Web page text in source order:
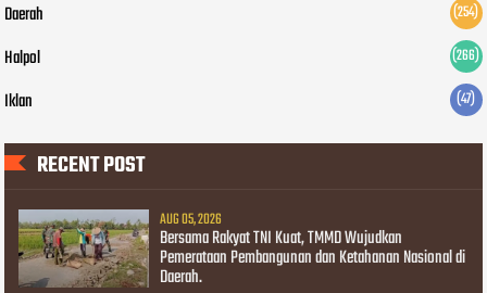
Daerah (254)
Halpol (266)
Iklan (47)
RECENT POST
AUG 05, 2026
Bersama Rakyat TNI Kuat, TMMD Wujudkan
Pemerataan Pembangunan dan Ketahanan Nasional di
Daerah.